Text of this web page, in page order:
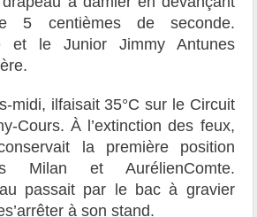
5 centièmes de seconde.
et le Junior Jimmy Antunes
midi, ilfaisait 35°C sur le Circuit
Cours. À l’extinction des feux,
la première position
Milan et AurélienComte.
passait par le bac à gravier
à son stand.